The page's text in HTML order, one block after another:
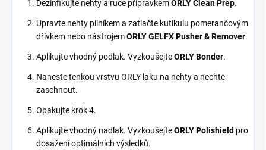
Dezinfikujte nehty a ruce přípravkemORLY Clean Prep.
Upravte nehty pilníkem a zatlačte kutikulu pomerančovým
dřívkem nebo nástrojemORLY GELFX Pusher & Remover.
Aplikujte vhodný podlak. VyzkoušejteORLY Bonder.
Naneste tenkou vrstvu ORLY laku na nehty a nechte
zaschnout.
Opakujte krok 4.
Aplikujte vhodný nadlak. VyzkoušejteORLY Polishield pro
dosažení optimálních výsledků.